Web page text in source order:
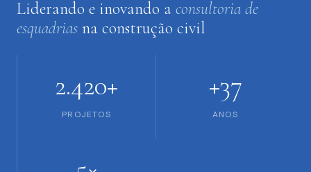
Liderando e inovando a consultoria de
esquadrias na construção civil
2.420+
PROJETOS
+37
ANOS